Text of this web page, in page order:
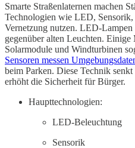
Smarte Straßenlaternen machen
Technologien wie LED,
Vernetzung nutzen. LED-Lampen
gegenüber alten Leuchten.
Solarmodule und Windturbinen
Sensoren messen
beim Parken. Diese Technik
erhöht die Sicherheit für Bürger.
Haupttechnologien:
LED-Beleuchtung
Sensorik